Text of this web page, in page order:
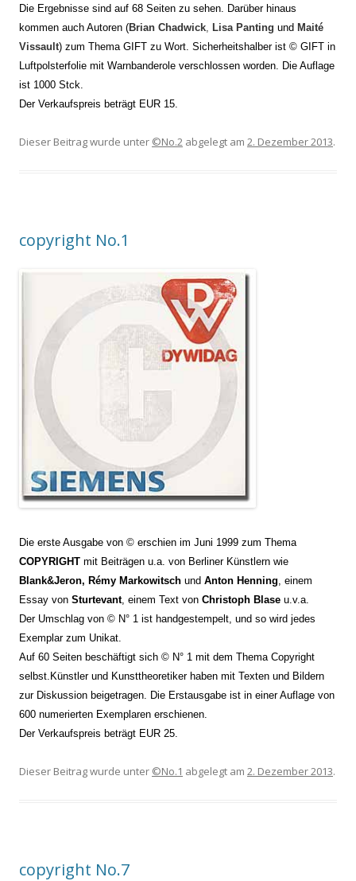
Die Ergebnisse sind auf 68 Seiten zu sehen. Darüber hinaus
kommen auch Autoren (Brian Chadwick, Lisa Panting und Maité
Vissault) zum Thema GIFT zu Wort. Sicherheitshalber ist © GIFT in
Luftpolsterfolie mit Warnbanderole verschlossen worden. Die Auflage
ist 1000 Stck.
Der Verkaufspreis beträgt EUR 15.
Dieser Beitrag wurde unter ©No.2 abgelegt am 2. Dezember 2013.
copyright No.1
Die erste Ausgabe von © erschien im Juni 1999 zum Thema
COPYRIGHT mit Beiträgen u.a. von Berliner Künstlern wie
Blank&Jeron, Rémy Markowitsch und Anton Henning, einem
Essay von Sturtevant, einem Text von Christoph Blase u.v.a.
Der Umschlag von © N° 1 ist handgestempelt, und so wird jedes
Exemplar zum Unikat.
Auf 60 Seiten beschäftigt sich © N° 1 mit dem Thema Copyright
selbst.Künstler und Kunsttheoretiker haben mit Texten und Bildern
zur Diskussion beigetragen. Die Erstausgabe ist in einer Auflage von
600 numerierten Exemplaren erschienen.
Der Verkaufspreis beträgt EUR 25.
Dieser Beitrag wurde unter ©No.1 abgelegt am 2. Dezember 2013.
copyright No.7